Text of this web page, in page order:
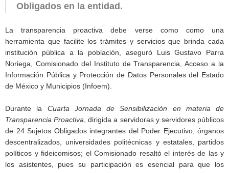
Obligados en la entidad.
La transparencia proactiva debe verse como como una
herramienta que facilite los trámites y servicios que brinda cada
institución pública a la población, aseguró Luis Gustavo Parra
Noriega, Comisionado del Instituto de Transparencia, Acceso a la
Información Pública y Protección de Datos Personales del Estado
de México y Municipios (Infoem).
Durante la Cuarta Jornada de Sensibilización en materia de
Transparencia Proactiva , dirigida a servidoras y servidores públicos
de 24 Sujetos Obligados integrantes del Poder Ejecutivo, órganos
descentralizados, universidades politécnicas y estatales, partidos
políticos y fideicomisos; el Comisionado resaltó el interés de las y
los asistentes, pues su participación es esencial para que los